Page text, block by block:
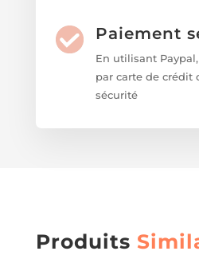
Paiement
En utilisant
par carte de crédit
sécurité
Produits